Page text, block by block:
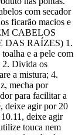
com secador
ficarão macios e
CABELOS
DAS RAÍZES) 1.
e a pele com
2. Divida os
a mistura; 4.
mecha por
para facilitar a
deixe agir por 20
deixe agir
touca nem